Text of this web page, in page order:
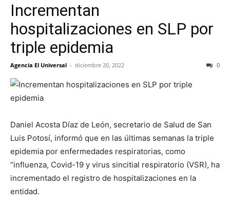
Incrementan
hospitalizaciones en SLP por
triple epidemia
Agencia El Universal - diciembre 20, 2022 0
Daniel Acosta Díaz de León, secretario de Salud de San
Luis Potosí, informó que en las últimas semanas la triple
epidemia por enfermedades respiratorias, como
“influenza, Covid-19 y virus sincitial respiratorio (VSR), ha
incrementado el registro de hospitalizaciones en la
entidad.